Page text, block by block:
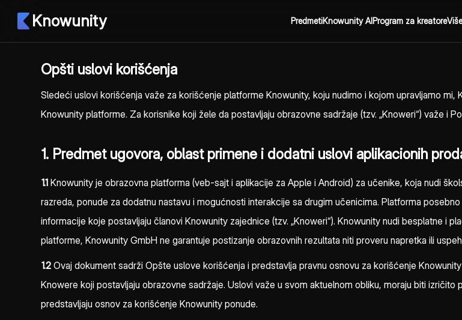
Knowunity PredmetiKnowunity AIProgram za kreatoreViše
Opšti uslovi korišćenja
Sledeći uslovi korišćenja važe za korišćenje platforme Knowunity, koju nudimo i kojom upravljamo mi,
Knowunity platforme. Za korisnike koji žele da postavljaju obrazovne sadržaje (tzv. „Knoweri“) važe i
1. Predmet ugovora, oblast primene i dodatni uslovi aplikacionih
1.1Knowunity je obrazovna platforma (veb-sajt i aplikacije za Apple i Android) za učenike, koja nudi
razreda, ponude za dodatnu nastavu i mogućnosti interakcije sa drugim učenicima. Platforma
informacije koje postavljaju članovi Knowunity zajednice (tzv. „Knoweri“). Knowunity nudi besplatne i
platforme, Knowunity GmbH ne garantuje postizanje obrazovnih rezultata niti proveru napretka ili
1.2Ovaj dokument sadrži Opšte uslove korišćenja i predstavlja pravnu osnovu za korišćenje
Knowere koji postavljaju obrazovne sadržaje. Uslovi važe u svom aktuelnom obliku, moraju biti
predstavljaju osnov za korišćenje Knowunity ponude.